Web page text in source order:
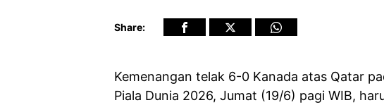
Share:
Kemenangan telak 6-0 Kanada atas Qatar
Piala Dunia 2026, Jumat (19/6) pagi WIB,